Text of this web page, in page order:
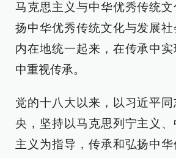
马克思主义与中华优秀传统
扬中华优秀传统文化与发展
内在地统一起来，在传承中
中重视传承。
党的十八大以来，以习近平
央，坚持以马克思列宁主义
主义为指导，传承和弘扬中